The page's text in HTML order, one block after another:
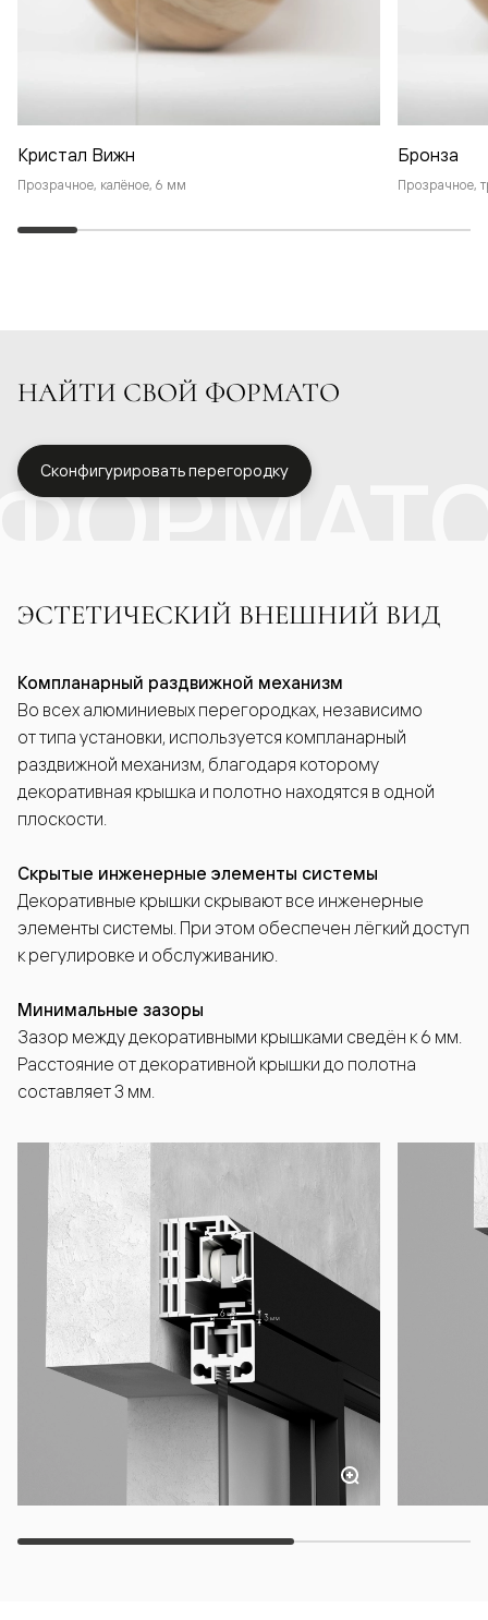
Кристал Вижн
Прозрачное, калёное, 6 мм
Бронза
Прозрачное,
НАЙТИ СВОЙ ФОРМАТО
Сконфигурировать перегородку
ЭСТЕТИЧЕСКИЙ ВНЕШНИЙ ВИД
Компланарный раздвижной механизм
Во всех алюминиевых перегородках, независимо
от типа установки, используется компланарный
раздвижной механизм, благодаря которому
декоративная крышка и полотно находятся в одной
плоскости.
Скрытые инженерные элементы системы
Декоративные крышки скрывают все инженерные
элементы системы. При этом обеспечен лёгкий доступ
к регулировке и обслуживанию.
Минимальные зазоры
Зазор между декоративными крышками сведён к 6 мм.
Расстояние от декоративной крышки до полотна
составляет 3 мм.